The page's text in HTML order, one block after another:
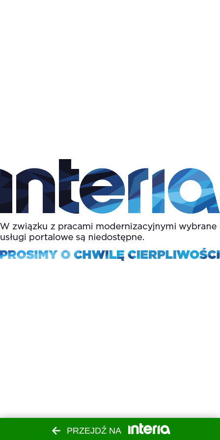
PRZEJDŹ NA